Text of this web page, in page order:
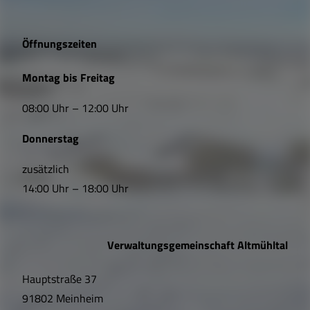
e
L
n
k
s
f
Öffnungszeiten
Montag bis Freitag
08:00 Uhr – 12:00 Uhr
Donnerstag
zusätzlich
14:00 Uhr – 18:00 Uhr
Verwaltungsgemeinschaft Altmühltal
Hauptstraße 37
91802 Meinheim